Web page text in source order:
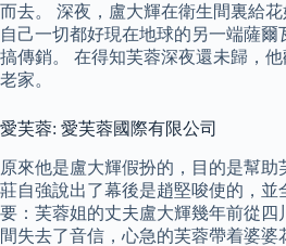
而去。 深夜，盧大輝在衛生間裏給
自己一切都好現在地球的另一端薩爾
搞傳銷。 在得知芙蓉深夜還未歸，
老家。
愛芙蓉: 愛芙蓉國際有限公司
原來他是盧大輝假扮的，目的是幫助
莊自強說出了幕後是趙堅唆使的，並
要：芙蓉姐的丈夫盧大輝幾年前從四
間失去了音信，心急的芙蓉帶着婆婆